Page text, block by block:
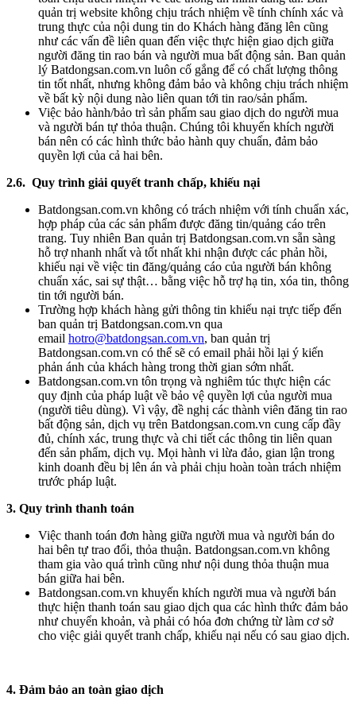
quản trị website không chịu trách nhiệm về tính chính xác và
trung thực của nội dung tin do Khách hàng đăng lên cũng
như các vấn đề liên quan đến việc thực hiện giao dịch giữa
người đăng tin rao bán và người mua bất động sản. Ban quản
lý Batdongsan.com.vn luôn cố gắng để có chất lượng thông
tin tốt nhất, nhưng không đảm bảo và không chịu trách nhiệm
về bất kỳ nội dung nào liên quan tới tin rao/sản phẩm.
Việc bảo hành/bảo trì sản phẩm sau giao dịch do người mua
và người bán tự thỏa thuận. Chúng tôi khuyến khích người
bán nên có các hình thức bảo hành quy chuẩn, đảm bảo
quyền lợi của cả hai bên.
2.6. Quy trình giải quyết tranh chấp, khiếu nại
Batdongsan.com.vn không có trách nhiệm với tính chuẩn xác,
hợp pháp của các sản phẩm được đăng tin/quảng cáo trên
trang. Tuy nhiên Ban quản trị Batdongsan.com.vn sẵn sàng
hỗ trợ nhanh nhất và tốt nhất khi nhận được các phản hồi,
khiếu nại về việc tin đăng/quảng cáo của người bán không
chuẩn xác, sai sự thật… bằng việc hỗ trợ hạ tin, xóa tin, thông
tin tới người bán.
Trường hợp khách hàng gửi thông tin khiếu nại trực tiếp đến
ban quản trị Batdongsan.com.vn qua
email hotro@batdongsan.com.vn, ban quản trị
Batdongsan.com.vn có thể sẽ có email phải hồi lại ý kiến
phản ánh của khách hàng trong thời gian sớm nhất.
Batdongsan.com.vn tôn trọng và nghiêm túc thực hiện các
quy định của pháp luật về bảo vệ quyền lợi của người mua
(người tiêu dùng). Vì vậy, đề nghị các thành viên đăng tin rao
bất động sản, dịch vụ trên Batdongsan.com.vn cung cấp đầy
đủ, chính xác, trung thực và chi tiết các thông tin liên quan
đến sản phẩm, dịch vụ. Mọi hành vi lừa đảo, gian lận trong
kinh doanh đều bị lên án và phải chịu hoàn toàn trách nhiệm
trước pháp luật.
3. Quy trình thanh toán
Việc thanh toán đơn hàng giữa người mua và người bán do
hai bên tự trao đổi, thỏa thuận. Batdongsan.com.vn không
tham gia vào quá trình cũng như nội dung thỏa thuận mua
bán giữa hai bên.
Batdongsan.com.vn khuyến khích người mua và người bán
thực hiện thanh toán sau giao dịch qua các hình thức đảm bảo
như chuyển khoản, và phải có hóa đơn chứng từ làm cơ sở
cho việc giải quyết tranh chấp, khiếu nại nếu có sau giao dịch.
4. Đảm bảo an toàn giao dịch